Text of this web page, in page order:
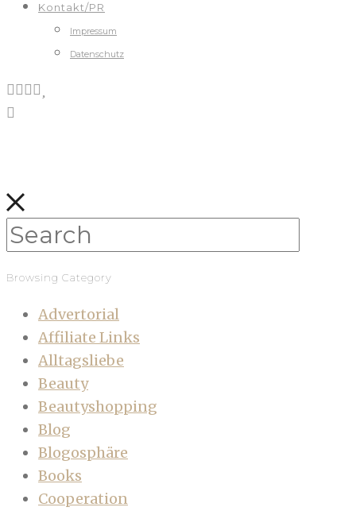
Kontakt/PR
Impressum
Datenschutz
Browsing Category
Advertorial
Affiliate Links
Alltagsliebe
Beauty
Beautyshopping
Blog
Blogosphäre
Books
Cooperation